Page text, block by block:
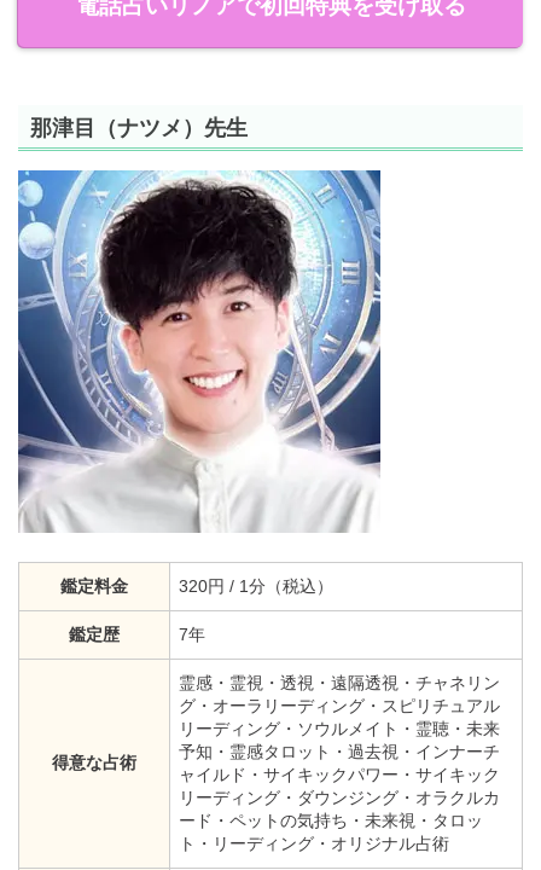
電話占いリノアで初回特典を受け取る
那津目（ナツメ）先生
鑑定料金 320円 / 1分（税込）
鑑定歴 7年
得意な占術
霊感・霊視・透視・遠隔透視・チャネリン
グ・オーラリーディング・スピリチュアル
リーディング・ソウルメイト・霊聴・未来
予知・霊感タロット・過去視・インナーチ
ャイルド・サイキックパワー・サイキック
リーディング・ダウンジング・オラクルカ
ード・ペットの気持ち・未来視・タロッ
ト・リーディング・オリジナル占術